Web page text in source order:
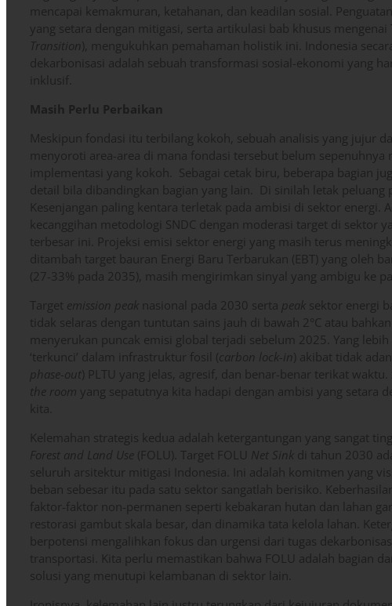
mencapai kemakmuran, ketahanan, dan keadilan sosial.
yang setara dengan mitigasi, serta artikulasi bab khusus mengenai
Transition ), mengukuhkan pemahaman holistik ini. Indonesia
dekarbonisasi adalah sebuah transformasi sosial-ekonomi yang
inklusif.
Masih Perlu Perbaikan
Meskipun fondasi itu terbilang kokoh, sebuah analisis yang jujur
menyoroti area-area di mana fondasi tersebut belum sepenuhnya
implementasi yang kokoh. Sebagai cetak biru, beberapa bagian
detail bila dibandingkan bagian yang lain. Di sinilah letak peluang
Kesenjangan paling kentara terletak pada ambisi di sektor energi.
kecanggihan metodologi SNDC dengan moderasi target di sektor
terbesar ini. Projeksi emisi sektor energi yang masih terus
ditambah target bauran Energi Baru Terbarukan (EBT) yang oleh
(27-33% pada 2035), masih mengirimkan sinyal yang ambigu ke
Target emission peak nasional pada 2030 serta peak sektor energi
tidak selaras dengan tuntutan sains jauh di bawah 2°C atau
menyerukan puncak emisi global terjadi sebelum 2025. Yang
‘terkunci’ dalam infrastruktur fosil (carbon lock-in ) akibat tidak
phase-out) PLTU yang jelas, agresif, dan benar-benar terikat
the room yang sepatutnya kita hadapi dengan ambisi yang setara
kita.
Kelemahan strategis kedua adalah ketergantungan yang sangat
Forest and Land Use (FOLU). Target FOLU Net Sink di tahun 2030
seluruh arsitektur mitigasi Indonesia. Ini adalah komitmen yang
beban sebesar itu pada satu sektor sangatlah berisiko.
faktor-faktor non-permanen seperti kebakaran hutan dan lahan
restorasi gambut skala besar, dan dinamika tata kelola lahan.
berpotensi mengalihkan fokus dan urgensi dari tugas
transportasi. Kita perlu memastikan bahwa FOLU adalah bagian
solusi yang menutupi kelambanan di sektor lain.